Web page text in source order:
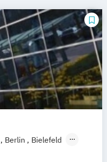
Berlin
Bielefeld